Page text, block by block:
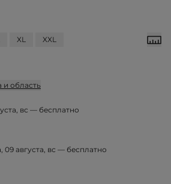
XL XXL
и область
вс — бесплатно
09 августа, вс — бесплатно